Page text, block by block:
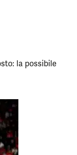
la possibile